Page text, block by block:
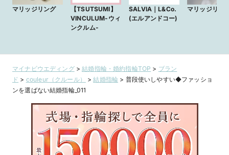
マリッジリング
【TSUTSUMI】
VINCULUM-ウィ
ンクルム-
SALVIA｜L&Co.
(エルアンドコー)
マリッジリン
マイナビウエディング>結婚指輪・婚約指輪TOP > ブラン
ド > couleur（クルール） >結婚指輪 > 普段使いしやすい◆ファッショ
ンを選ばない結婚指輪_011